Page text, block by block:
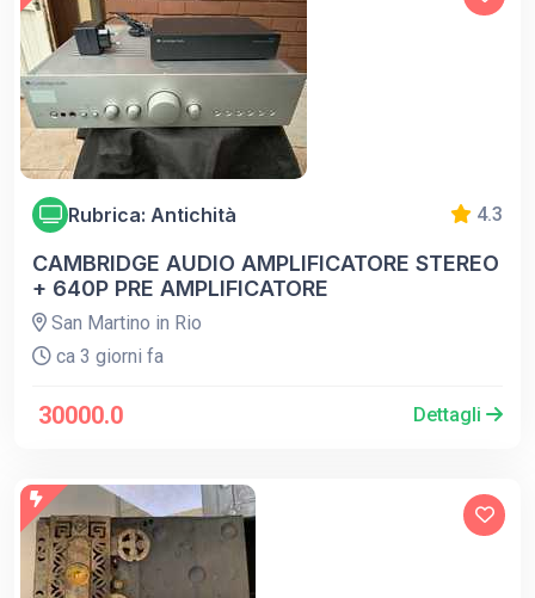
Rubrica: Antichità 4.3
CAMBRIDGE AUDIO AMPLIFICATORE STEREO
+ 640P PRE AMPLIFICATORE
San Martino in Rio
ca 3 giorni fa
30000.0 Dettagli